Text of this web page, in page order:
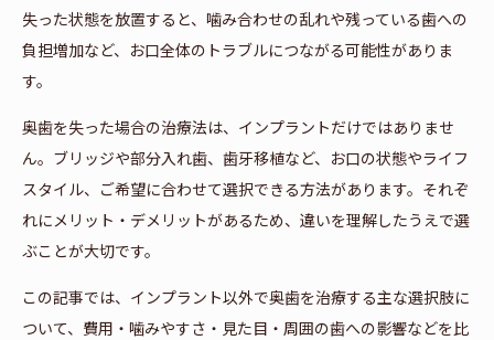
失った状態を放置すると、噛み合わせの乱れや残っている歯への
負担増加など、お口全体のトラブルにつながる可能性がありま
す。
奥歯を失った場合の治療法は、インプラントだけではありませ
ん。ブリッジや部分入れ歯、歯牙移植など、お口の状態やライフ
スタイル、ご希望に合わせて選択できる方法があります。それぞ
れにメリット・デメリットがあるため、違いを理解したうえで選
ぶことが大切です。
この記事では、インプラント以外で奥歯を治療する主な選択肢に
ついて、費用・噛みやすさ・見た目・周囲の歯への影響などを比